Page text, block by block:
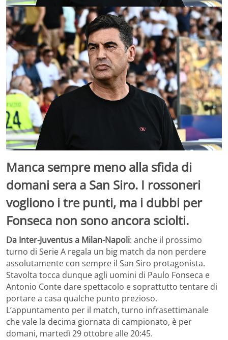
Manca sempre meno alla sfida di
domani sera a San Siro. I rossoneri
vogliono i tre punti, ma i dubbi per
Fonseca non sono ancora sciolti.
Da Inter-Juventus a Milan-Napoli: anche il prossimo
turno di Serie A regala un big match da non perdere
assolutamente con sempre il San Siro protagonista.
Stavolta tocca dunque agli uomini di Paulo Fonseca e
Antonio Conte dare spettacolo e soprattutto tentare di
portare a casa qualche punto prezioso.
L’appuntamento per il match, turno infrasettimanale
che vale la decima giornata di campionato, è per
domani, martedì 29 ottobre alle 20:45.